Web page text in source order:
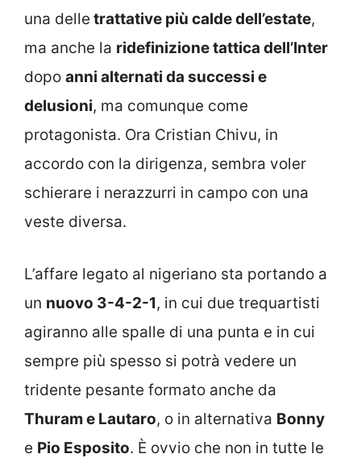
una delle trattative più calde dell’estate,
ma anche la ridefinizione tattica dell’Inter
dopo anni alternati da successi e
delusioni, ma comunque come
protagonista. Ora Cristian Chivu, in
accordo con la dirigenza, sembra voler
schierare i nerazzurri in campo con una
veste diversa.
L’affare legato al nigeriano sta portando a
un nuovo 3-4-2-1, in cui due trequartisti
agiranno alle spalle di una punta e in cui
sempre più spesso si potrà vedere un
tridente pesante formato anche da
Thuram e Lautaro, o in alternativa Bonny
e Pio Esposito. È ovvio che non in tutte le